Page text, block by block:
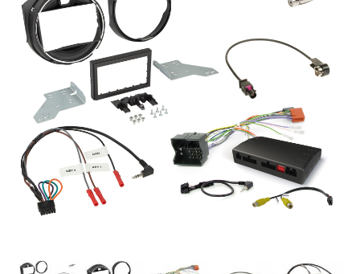
Multimedia
Navigationssoftware
Navigationssysteme
Rückfahrsysteme
Soundprozessoren
Subwoofer
Verstärker
Aktivsystemadapter